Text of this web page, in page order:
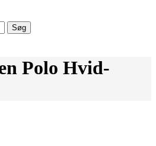
Polo Hvid-